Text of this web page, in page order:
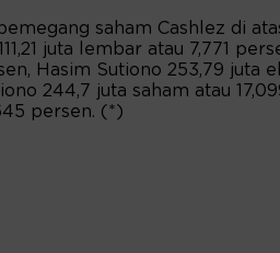
saham Cashlez di
juta lembar atau 7,771
Hasim Sutiono 253,79 juta
244,7 juta saham atau
persen. (*)